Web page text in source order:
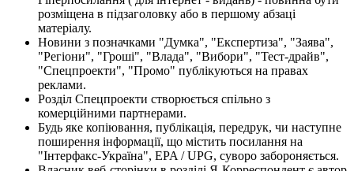
розміщена в підзаголовку або в першому абзаці
матеріалу.
Новини з позначками "Думка", "Експертиза", "Заява",
"Регіони", "Гроші", "Влада", "Вибори", "Тест-драйв",
"Спецпроекти", "Промо" публікуються на правах
реклами.
Розділ Спецпроекти створюється спільно з
комерційними партнерами.
Будь яке копіювання, публікація, передрук, чи наступне
поширення інформації, що містить посилання на
"Інтерфакс-Україна", EPA / UPG, суворо забороняється.